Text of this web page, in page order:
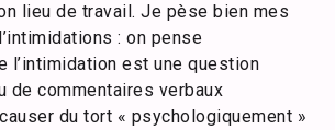
lieu de travail. Je pèse bien mes
: on pense
l’intimidation est une question
de commentaires verbaux
du tort « psychologiquement »